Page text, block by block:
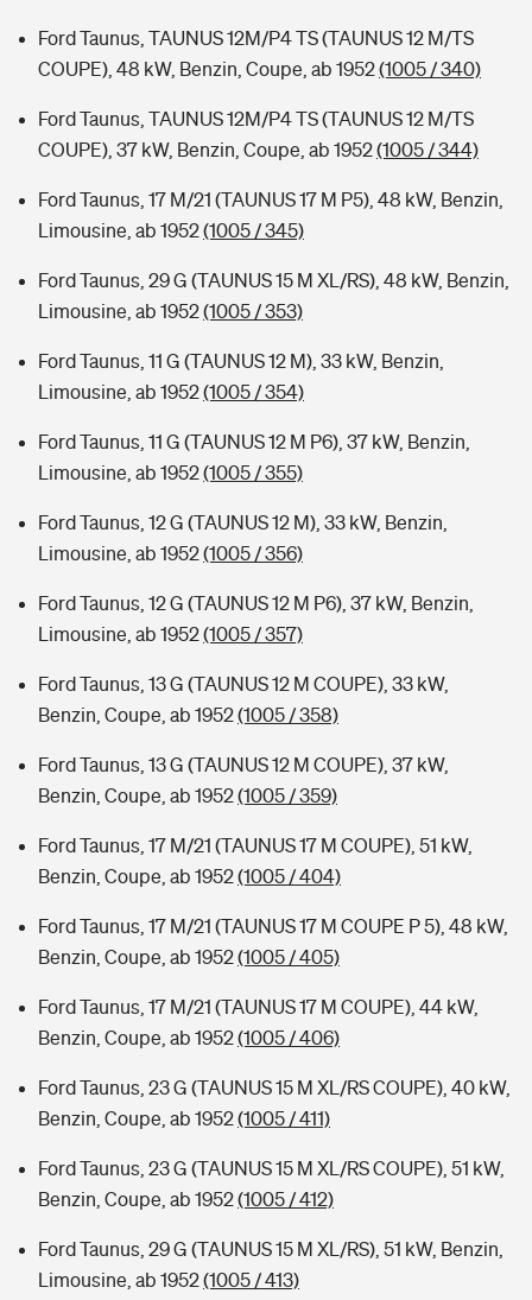
Ford Taunus, TAUNUS 12M/P4 TS (TAUNUS 12 M/TS
COUPE), 48 kW, Benzin, Coupe, ab 1952(1005 / 340)
Ford Taunus, TAUNUS 12M/P4 TS (TAUNUS 12 M/TS
COUPE), 37 kW, Benzin, Coupe, ab 1952(1005 / 344)
Ford Taunus, 17 M/21 (TAUNUS 17 M P5), 48 kW, Benzin,
Limousine, ab 1952(1005 / 345)
Ford Taunus, 29 G (TAUNUS 15 M XL/RS), 48 kW, Benzin,
Limousine, ab 1952(1005 / 353)
Ford Taunus, 11 G (TAUNUS 12 M), 33 kW, Benzin,
Limousine, ab 1952(1005 / 354)
Ford Taunus, 11 G (TAUNUS 12 M P6), 37 kW, Benzin,
Limousine, ab 1952(1005 / 355)
Ford Taunus, 12 G (TAUNUS 12 M), 33 kW, Benzin,
Limousine, ab 1952(1005 / 356)
Ford Taunus, 12 G (TAUNUS 12 M P6), 37 kW, Benzin,
Limousine, ab 1952(1005 / 357)
Ford Taunus, 13 G (TAUNUS 12 M COUPE), 33 kW,
Benzin, Coupe, ab 1952(1005 / 358)
Ford Taunus, 13 G (TAUNUS 12 M COUPE), 37 kW,
Benzin, Coupe, ab 1952(1005 / 359)
Ford Taunus, 17 M/21 (TAUNUS 17 M COUPE), 51 kW,
Benzin, Coupe, ab 1952(1005 / 404)
Ford Taunus, 17 M/21 (TAUNUS 17 M COUPE P 5), 48 kW,
Benzin, Coupe, ab 1952(1005 / 405)
Ford Taunus, 17 M/21 (TAUNUS 17 M COUPE), 44 kW,
Benzin, Coupe, ab 1952(1005 / 406)
Ford Taunus, 23 G (TAUNUS 15 M XL/RS COUPE), 40 kW,
Benzin, Coupe, ab 1952(1005 / 411)
Ford Taunus, 23 G (TAUNUS 15 M XL/RS COUPE), 51 kW,
Benzin, Coupe, ab 1952(1005 / 412)
Ford Taunus, 29 G (TAUNUS 15 M XL/RS), 51 kW, Benzin,
Limousine, ab 1952(1005 / 413)